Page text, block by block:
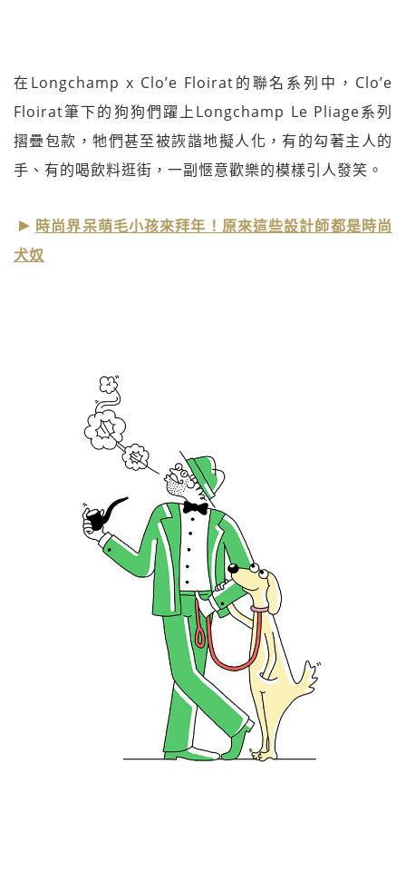
在Longchamp x Clo’e Floirat的聯名系列中，Clo’e
Floirat筆下的狗狗們躍上Longchamp Le Pliage系列
摺疊包款，牠們甚至被詼諧地擬人化，有的勾著主人的
手、有的喝飲料逛街，一副愜意歡樂的模樣引人發笑。
時尚界呆萌毛小孩來拜年！原來這些設計師都是時尚
犬奴